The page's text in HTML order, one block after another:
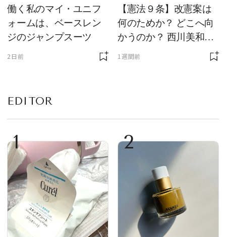
働く私のマイ・ユニフ
ォームは、ベースレン
ジのジャンプスーツ
2日前
【憲法９条】改憲案は
何のためか？ どこへ向
かうのか？ 西川美和さ
んと木村草太さんが読
1週間前
EDITOR
1 2